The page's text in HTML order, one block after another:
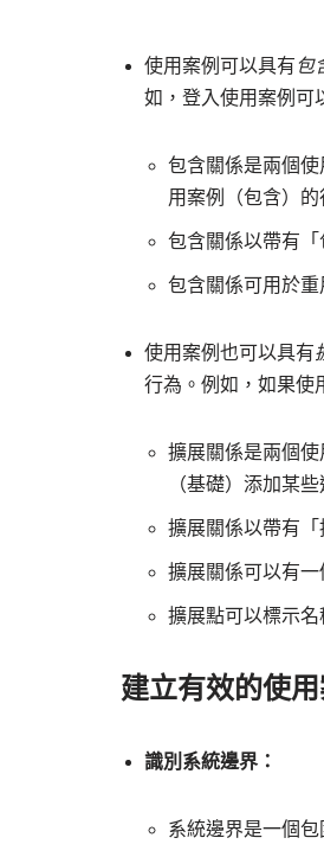
使用案例可以具有包
如，登入使用案例可
包含關係是兩個
用案例（包含）的
包含關係以帶有
包含關係可用於
使用案例也可以具有
行為。例如，如果使
擴展關係是兩個
（基礎）添加某
擴展關係以帶有
擴展關係可以有
擴展點可以標示名
建立有效的使用
識別系統邊界：
系統邊界是一個